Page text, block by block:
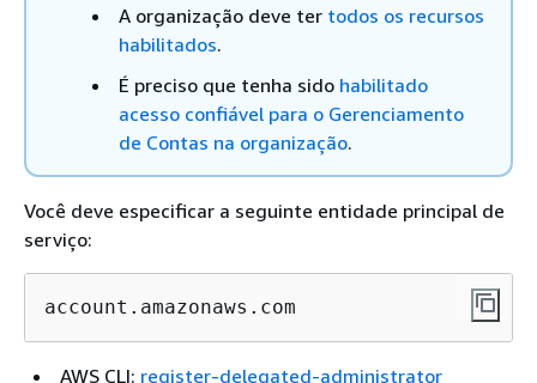
A organização deve ter todos os recursos
habilitados.
É preciso que tenha sido habilitado
acesso confiável para o Gerenciamento
de Contas na organização.
Você deve especificar a seguinte entidade principal de
serviço:
account.amazonaws.com
AWS CLI: register-delegated-administrator